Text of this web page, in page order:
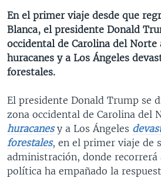
FORO [RADIO]
DEPORTIVO INTERNACIONAL
NOTA ECONÓMICA
Idiomas
En el primer viaje desde que
Blanca, el presidente Donald
occidental de Carolina del Norte
huracanes y a Los Ángeles
forestales.
El presidente Donald Trump se
zona occidental de Carolina del
huracanesy a Los Ángeles
forestales, en el primer viaje de
administración, donde recorrerá
política ha empañado la